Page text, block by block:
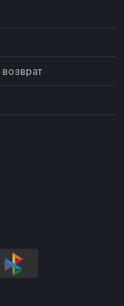
возврат